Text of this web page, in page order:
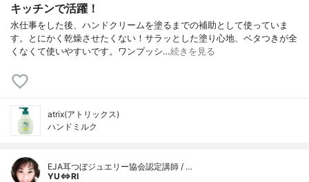
キッチンで活躍！
水仕事をした後、ハンドクリームを塗るまでの補助として使っていま
す。とにかく乾燥させたくない！サラッとした塗り心地、ベタつきが全
くなくて使いやすいです。ワンプッシ…続きを見る
atrix(アトリックス)
ハンドミルク
EJA耳つぼジュエリー協会認定講師 / …
YU⇔RI